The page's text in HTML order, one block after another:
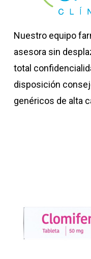
Nuestro equipo
asesora sin
total
disposición
genéricos de alta